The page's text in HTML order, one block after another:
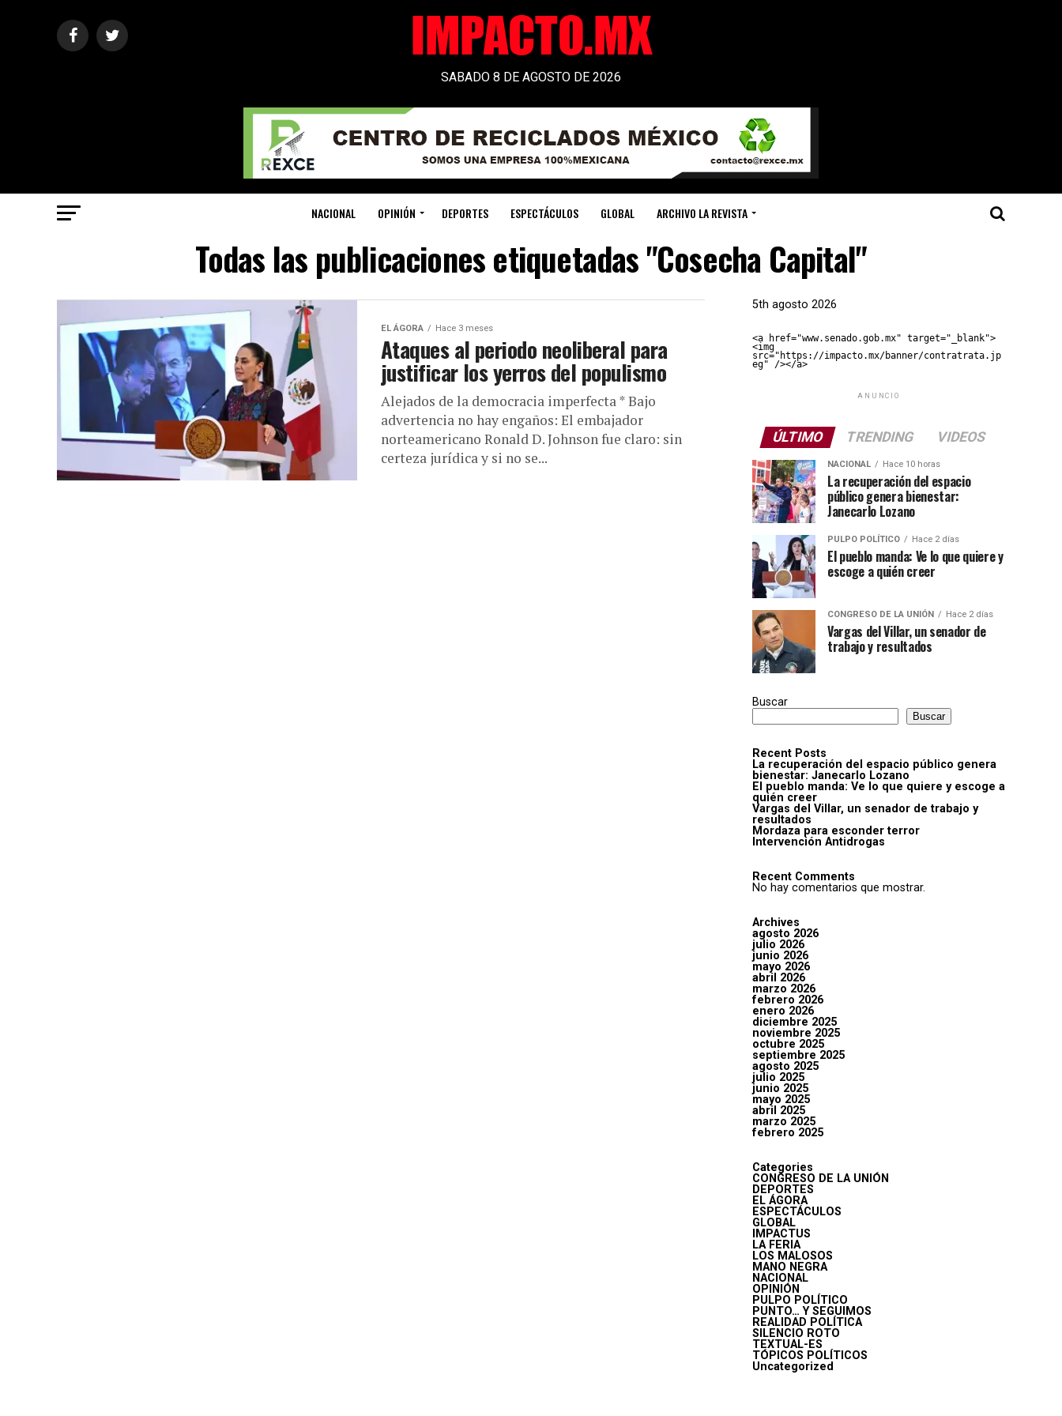
SABADO 8 DE AGOSTO DE 2026
NACIONAL OPINIÓN DEPORTES ESPECTÁCULOS GLOBAL ARCHIVO LA REVISTA
Todas las publicaciones etiquetadas "Cosecha Capital"
EL ÁGORA Hace 3 meses
Ataques al periodo neoliberal para
justificar los yerros del populismo
Alejados de la democracia imperfecta * Bajo
advertencia no hay engaños: El embajador
norteamericano Ronald D. Johnson fue claro: sin
certeza jurídica y si no se...
5th agosto 2026
<a href="www.senado.gob.mx" target="_blank">
<img
src="https://impacto.mx/banner/contratrata.jp
eg" /></a>
ANUNCIO
ÚLTIMO TRENDING VIDEOS
NACIONAL Hace 10 horas
La recuperación del espacio
público genera bienestar:
Janecarlo Lozano
PULPO POLÍTICO Hace 2 días
El pueblo manda: Ve lo que quiere y
escoge a quién creer
CONGRESO DE LA UNIÓN Hace 2 días
Vargas del Villar, un senador de
trabajo y resultados
Buscar
Buscar
Recent Posts
La recuperación del espacio público genera
bienestar: Janecarlo Lozano
El pueblo manda: Ve lo que quiere y escoge a
quién creer
Vargas del Villar, un senador de trabajo y
resultados
Mordaza para esconder terror
Intervención Antidrogas
Recent Comments
No hay comentarios que mostrar.
Archives
agosto 2026
julio 2026
junio 2026
mayo 2026
abril 2026
marzo 2026
febrero 2026
enero 2026
diciembre 2025
noviembre 2025
octubre 2025
septiembre 2025
agosto 2025
julio 2025
junio 2025
mayo 2025
abril 2025
marzo 2025
febrero 2025
Categories
CONGRESO DE LA UNIÓN
DEPORTES
EL ÁGORA
ESPECTÁCULOS
GLOBAL
IMPACTUS
LA FERIA
LOS MALOSOS
MANO NEGRA
NACIONAL
OPINIÓN
PULPO POLÍTICO
PUNTO… Y SEGUIMOS
REALIDAD POLÍTICA
SILENCIO ROTO
TEXTUAL-ES
TÓPICOS POLÍTICOS
Uncategorized